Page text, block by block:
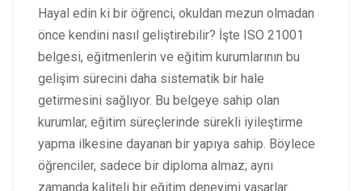
Hayal edin ki bir öğrenci, okuldan mezun olmadan
önce kendini nasıl geliştirebilir? İşte ISO 21001
belgesi, eğitmenlerin ve eğitim kurumlarının bu
gelişim sürecini daha sistematik bir hale
getirmesini sağlıyor. Bu belgeye sahip olan
kurumlar, eğitim süreçlerinde sürekli iyileştirme
yapma ilkesine dayanan bir yapıya sahip. Böylece
öğrenciler, sadece bir diploma almaz; aynı
zamanda kaliteli bir eğitim deneyimi yaşarlar.